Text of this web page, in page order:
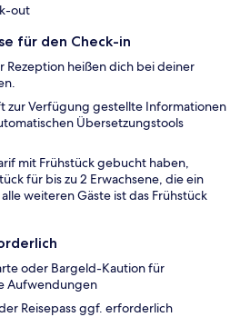
out
für den Check-in
Rezeption heißen dich bei deiner
zur Verfügung gestellte Informationen
Übersetzungstools
mit Frühstück gebucht haben,
für bis zu 2 Erwachsene, die ein
weiteren Gäste ist das Frühstück
oder Bargeld-Kaution für
Aufwendungen
Reisepass ggf. erforderlich